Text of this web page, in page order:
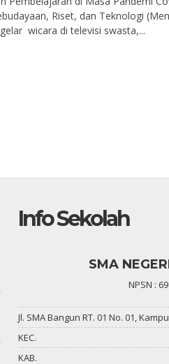
Riset, dan Teknologi
wicara di televisi swasta,...
Info Sekolah
SMA
NPSN :
Jl. SMA Bangun RT. 01 No. 01,
KEC.
KAB.